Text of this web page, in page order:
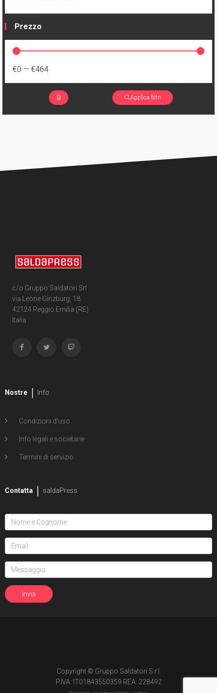
Prezzo
€0 — €464
Applica filtri
c/o Gruppo Saldatori Srl
via Leone Ginzburg, 18
42124 Reggio Emilia (RE)
Italia
Nostre Info
Condizioni d'uso
Info legali e societarie
Termini di servizio
Contatta saldaPress
Copyright © Gruppo Saldatori S.r.l.
P.IVA: IT01843550359 REA: 228492